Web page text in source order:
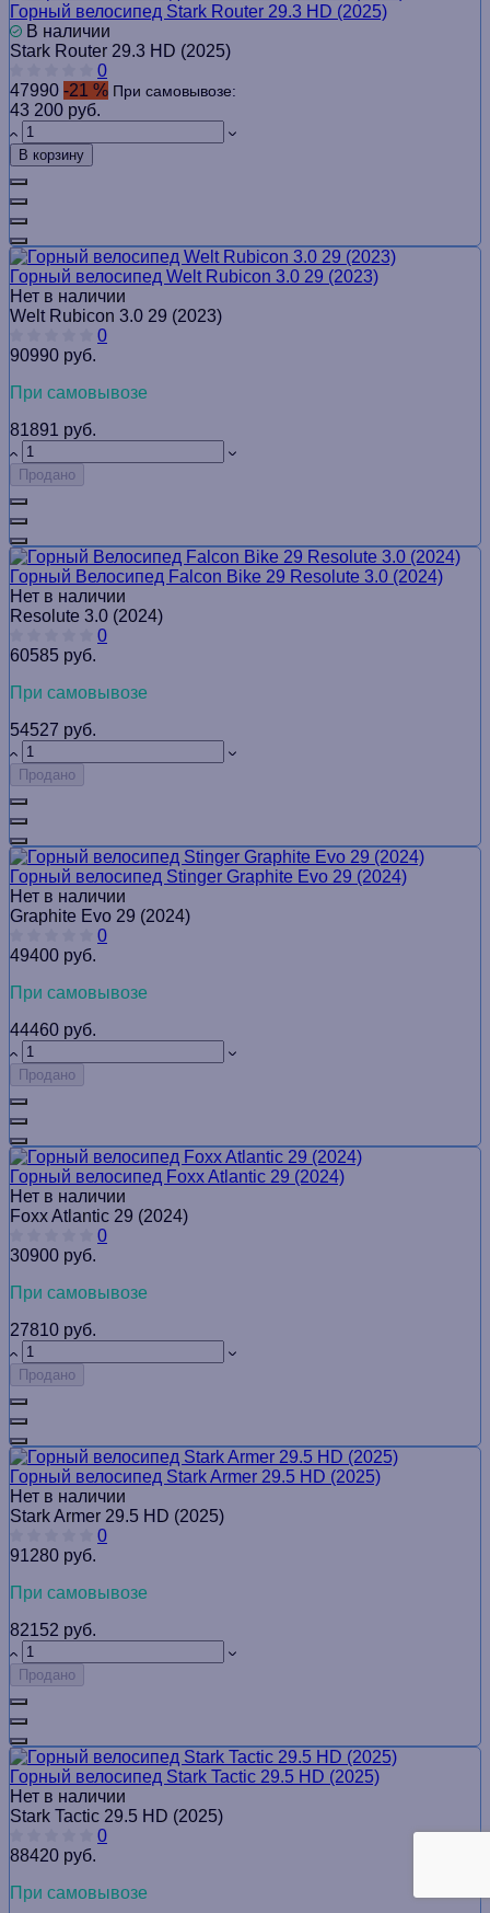
Горный велосипед Stark Router 29.3 HD (2025)
В наличии
Stark Router 29.3 HD (2025)
0
47990 -21 % При самовывозе:
43 200 руб.
В корзину
Горный велосипед Welt Rubicon 3.0 29 (2023)
Нет в наличии
Welt Rubicon 3.0 29 (2023)
0
90990 руб.
При самовывозе
81891 руб.
Продано
Горный Велосипед Falcon Bike 29 Resolute 3.0 (2024)
Нет в наличии
Resolute 3.0 (2024)
0
60585 руб.
При самовывозе
54527 руб.
Продано
Горный велосипед Stinger Graphite Evo 29 (2024)
Нет в наличии
Graphite Evo 29 (2024)
0
49400 руб.
При самовывозе
44460 руб.
Продано
Горный велосипед Foxx Atlantic 29 (2024)
Нет в наличии
Foxx Atlantic 29 (2024)
0
30900 руб.
При самовывозе
27810 руб.
Продано
Горный велосипед Stark Armer 29.5 HD (2025)
Нет в наличии
Stark Armer 29.5 HD (2025)
0
91280 руб.
При самовывозе
82152 руб.
Продано
Горный велосипед Stark Tactic 29.5 HD (2025)
Нет в наличии
Stark Tactic 29.5 HD (2025)
0
88420 руб.
При самовывозе